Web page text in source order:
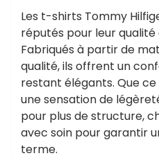
Les t-shirts Tommy
réputés pour leur
Fabriqués à partir de
qualité, ils offrent un
restant élégants. Que
une sensation de
pour plus de structure,
avec soin pour garantir
terme.